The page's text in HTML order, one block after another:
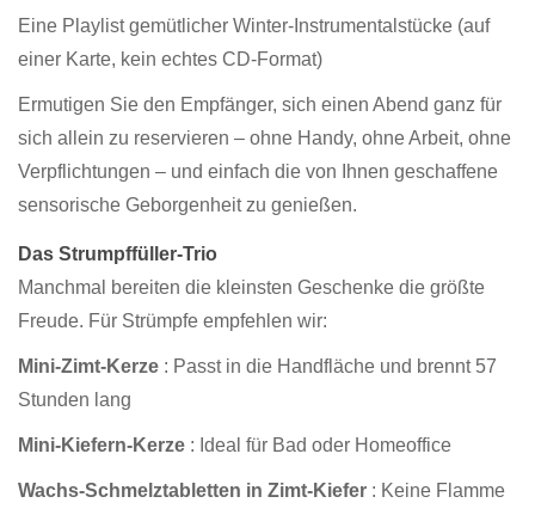
Eine Playlist gemütlicher Winter-Instrumentalstücke (auf
einer Karte, kein echtes CD-Format)
Ermutigen Sie den Empfänger, sich einen Abend ganz für
sich allein zu reservieren – ohne Handy, ohne Arbeit, ohne
Verpflichtungen – und einfach die von Ihnen geschaffene
sensorische Geborgenheit zu genießen.
Das Strumpffüller-Trio
Manchmal bereiten die kleinsten Geschenke die größte
Freude. Für Strümpfe empfehlen wir:
Mini-Zimt-Kerze : Passt in die Handfläche und brennt 57
Stunden lang
Mini-Kiefern-Kerze : Ideal für Bad oder Homeoffice
Wachs-Schmelztabletten in Zimt-Kiefer : Keine Flamme